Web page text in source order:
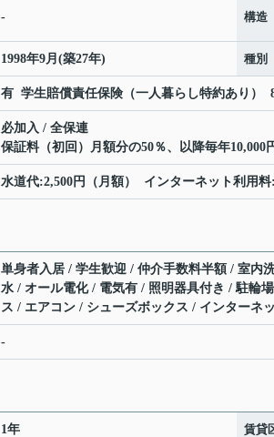
- 構造
1998年9月(築27年) 種別
有 学生賠償責任保険（一人暮らし特約あり）
必加入 / 全保連
保証料（初回）月額分の50％、以降毎年10,000
水道代:2,500円（月額） インターネット利用料
単身者入居 / 学生歓迎 / 仲介手数料半額 / 室内
水 / オール電化 / 電気有 / 照明器具付き / 駐輪
ス / エアコン / シューズボックス / インターネ
-
1年 賃貸